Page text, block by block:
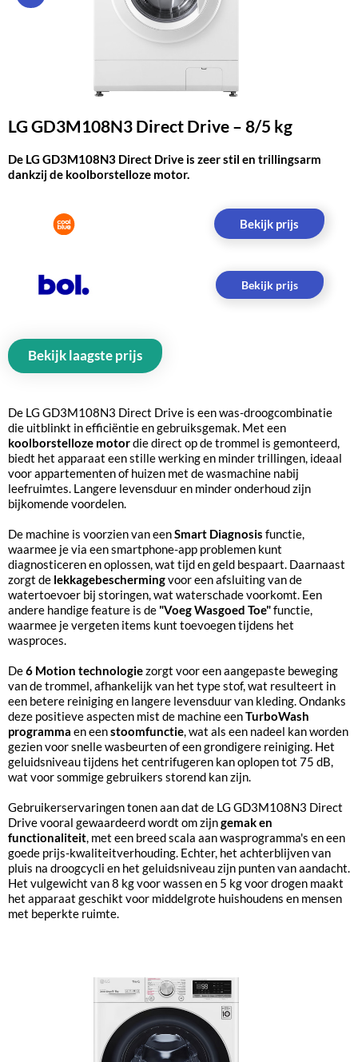
LG GD3M108N3 Direct Drive – 8/5 kg
De LG GD3M108N3 Direct Drive is zeer stil en trillingsarm
dankzij de koolborstelloze motor.
Bekijk prijs
Bekijk prijs
Bekijk laagste prijs
De LG GD3M108N3 Direct Drive is een was-droogcombinatie
die uitblinkt in efficiëntie en gebruiksgemak. Met een
koolborstelloze motordie direct op de trommel is gemonteerd,
biedt het apparaat een stille werking en minder trillingen, ideaal
voor appartementen of huizen met de wasmachine nabij
leefruimtes. Langere levensduur en minder onderhoud zijn
bijkomende voordelen.
De machine is voorzien van eenSmart Diagnosis functie,
waarmee je via een smartphone-app problemen kunt
diagnosticeren en oplossen, wat tijd en geld bespaart. Daarnaast
zorgt de lekkagebeschermingvoor een afsluiting van de
watertoevoer bij storingen, wat waterschade voorkomt. Een
andere handige feature is de "Voeg Wasgoed Toe"functie,
waarmee je vergeten items kunt toevoegen tijdens het
wasproces.
De6 Motion technologiezorgt voor een aangepaste beweging
van de trommel, afhankelijk van het type stof, wat resulteert in
een betere reiniging en langere levensduur van kleding. Ondanks
deze positieve aspecten mist de machine eenTurboWash
programma en eenstoomfunctie, wat als een nadeel kan worden
gezien voor snelle wasbeurten of een grondigere reiniging. Het
geluidsniveau tijdens het centrifugeren kan oplopen tot 75 dB,
wat voor sommige gebruikers storend kan zijn.
Gebruikerservaringen tonen aan dat de LG GD3M108N3 Direct
Drive vooral gewaardeerd wordt om zijngemak en
functionaliteit, met een breed scala aan wasprogramma's en een
goede prijs-kwaliteitverhouding. Echter, het achterblijven van
pluis na droogcycli en het geluidsniveau zijn punten van aandacht.
Het vulgewicht van 8 kg voor wassen en 5 kg voor drogen maakt
het apparaat geschikt voor middelgrote huishoudens en mensen
met beperkte ruimte.